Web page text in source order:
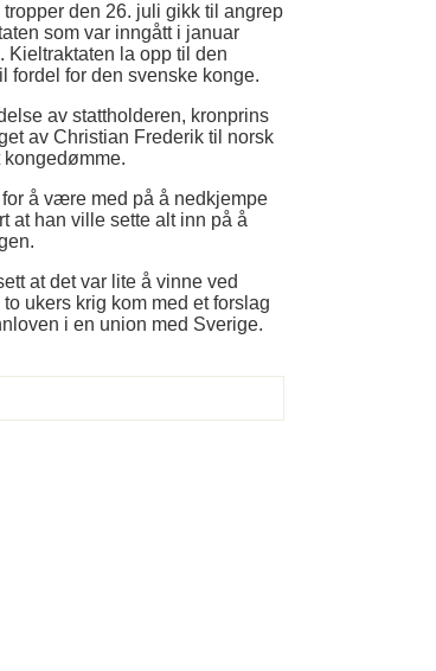
den 26. juli gikk til angrep
som var inngått i januar
Kieltraktaten la opp til den
fordel for den svenske konge.
av stattholderen, kronprins
av Christian Frederik til norsk
å være med på å nedkjempe
at han ville sette alt inn på å
at det var lite å vinne ved
ukers krig kom med et forslag
i en union med Sverige.